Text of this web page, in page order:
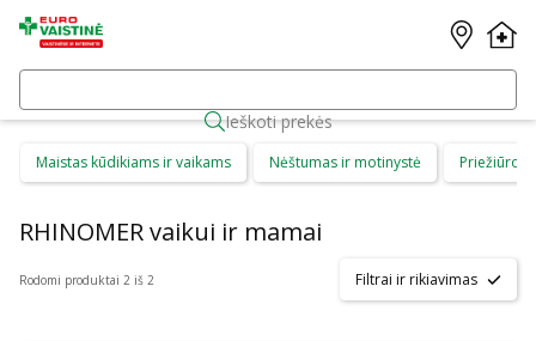
Ieškoti prekės
Maistas kūdikiams ir vaikams Nėštumas ir motinystė Priežiūros
RHINOMER vaikui ir mamai
Rodomi produktai 2 iš 2 Filtrai ir rikiavimas